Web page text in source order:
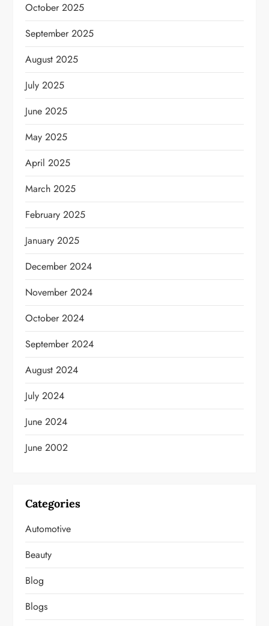
October 2025
September 2025
August 2025
July 2025
June 2025
May 2025
April 2025
March 2025
February 2025
January 2025
December 2024
November 2024
October 2024
September 2024
August 2024
July 2024
June 2024
June 2002
Categories
Automotive
Beauty
Blog
Blogs